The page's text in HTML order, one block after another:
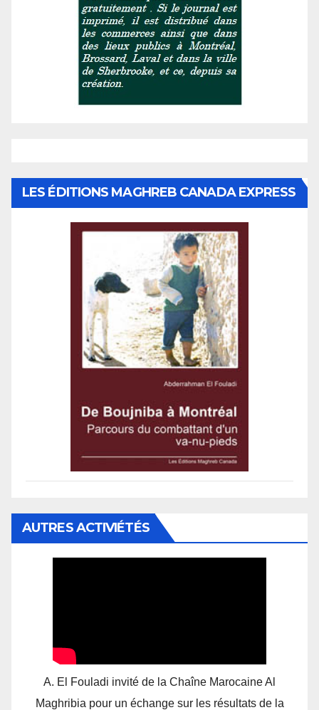
LES ÉDITIONS MAGHREB CANADA EXPRESS
AUTRES ACTIVIÉTÉS
A. El Fouladi invité de la Chaîne Marocaine Al
Maghribia pour un échange sur les résultats de la